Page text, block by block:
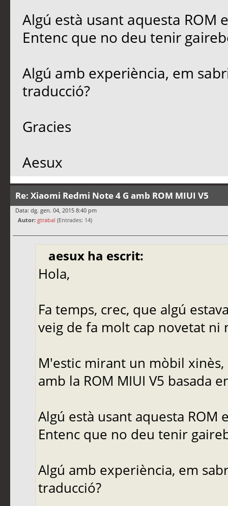
Algú està usant aquesta ROM
Entenc que no deu tenir
Algú amb experiència, em
traducció?
Gracies
Aesux
Re: Xiaomi Redmi Note 4 G amb ROM MIUI V5
Data: dg. gen. 04, 2015 8:40 pm
Autor: gtrabal (Entrades: 14)
aesux ha escrit:
Hola,
Fa temps, crec, que algú
veig de fa molt cap novetat ni
M'estic mirant un mòbil
amb la ROM MIUI V5 basada
Algú està usant aquesta
Entenc que no deu tenir
Algú amb experiència, em
traducció?